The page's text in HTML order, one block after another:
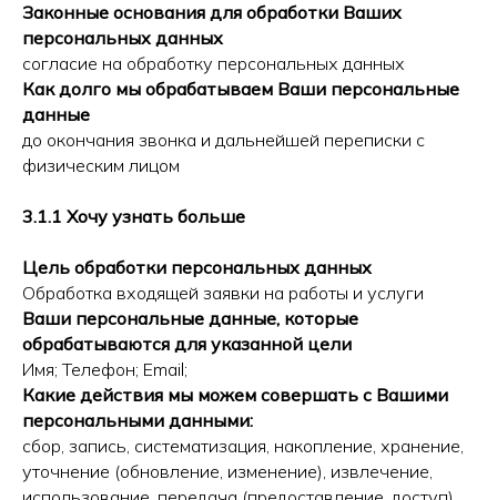
Законные основания для обработки Ваших
персональных данных
согласие на обработку персональных данных
Как долго мы обрабатываем Ваши персональные
данные
до окончания звонка и дальнейшей переписки с
физическим лицом
3.1.1 Хочу узнать больше
Цель обработки персональных данных
Обработка входящей заявки на работы и услуги
Ваши персональные данные, которые
обрабатываются для указанной цели
Имя; Телефон; Email;
Какие действия мы можем совершать с Вашими
персональными данными:
сбор, запись, систематизация, накопление, хранение,
уточнение (обновление, изменение), извлечение,